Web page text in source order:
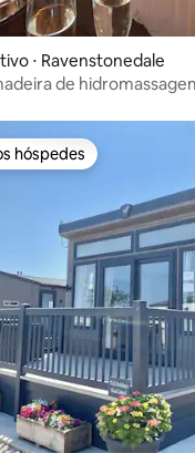
⋅ Ravenstonedale
de
hóspedes
hóspedes